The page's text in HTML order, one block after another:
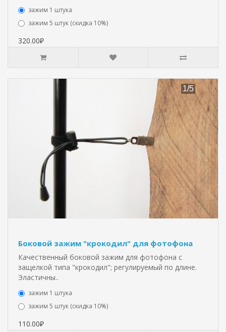
зажим 1 штука
зажим 5 штук (скидка 10%)
320.00₽
Боковой зажим "крокодил" для фотофона
Качественный боковой зажим для фотофона с
защелкой типа "крокодил"; регулируемый по длине.
Эластичны..
зажим 1 штука
зажим 5 штук (скидка 10%)
110.00₽